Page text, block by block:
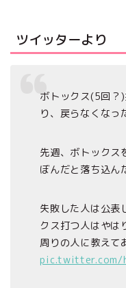
ツイッターより
ボトックス(5回？
り、戻らなくなっ
先週、ボトックス
ぼんだと落ち込ん
失敗した人は公表
クス打つ人はやは
周りの人に教えて
pic.twitter.com/